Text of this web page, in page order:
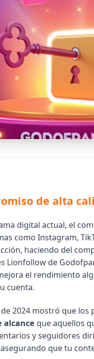
de alta
digital actual, el
como Instagram,
haciendo del
Lionfollow de
el rendimiento
cuenta.
2024 mostró que
alcance que aquellos
y seguidores
que tu